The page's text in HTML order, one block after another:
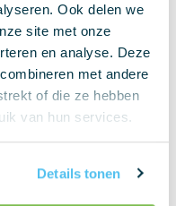
Ook delen we
site met onze
en analyse. Deze
met andere
of die ze hebben
van hun services.
Details tonen
etiketten,
team, onze